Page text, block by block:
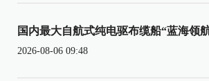
国内最大自航式纯电驱布缆船“蓝海领
2026-08-06 09:48